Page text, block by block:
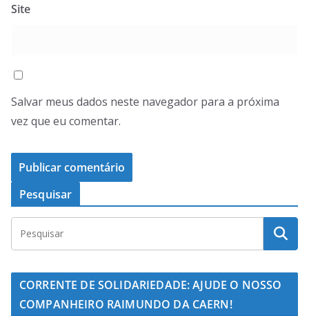
Site
Salvar meus dados neste navegador para a próxima
vez que eu comentar.
Pesquisar
CORRENTE DE SOLIDARIEDADE: AJUDE O NOSSO
COMPANHEIRO RAIMUNDO DA CAERN!